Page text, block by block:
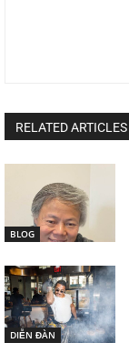
RELATED ARTICLES
BLOG
DIỄN ĐÀN